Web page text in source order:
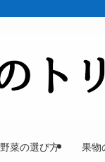
野菜の選び方 果物